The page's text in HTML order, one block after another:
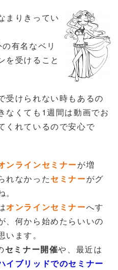
まりきってい
有名なベリ
を受けること
受けられない時もあるの
なくても1週間は動画でお
くれているので安心で
ンラインセミナーが増
れなかったセミナーがグ
オンラインセミナーへす
何から始めたらいいの
ます。
セミナー開催や、 最近は
イブリッドでのセミナー